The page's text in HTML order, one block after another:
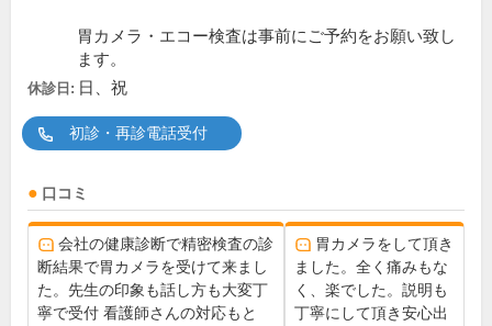
胃カメラ・エコー検査は事前にご予約をお願い致し
ます。
休診日: 日、祝
初診・再診電話受付
口コミ
会社の健康診断で精密検査の診
断結果で胃カメラを受けて来まし
た。先生の印象も話し方も大変丁
寧で受付 看護師さんの対応もと
胃カメラをして頂き
ました。全く痛みもな
く、楽でした。説明も
丁寧にして頂き安心出